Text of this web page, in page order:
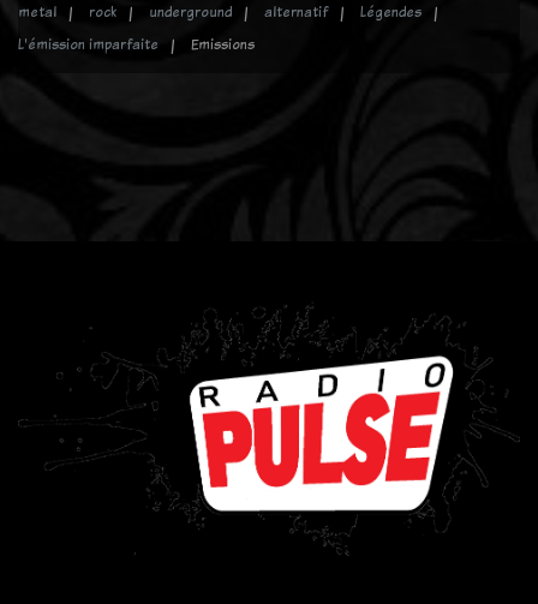
metal rock underground alternatif
Légendes
L'émission imparfaite
Emissions